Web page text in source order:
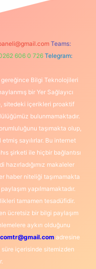
Teams:
606 0 726 Telegram:
gereğince Bilgi Teknolojileri
bir Yer Sağlayıcı
sitedeki içerikleri proaktif
bulunmamaktadır.
taşımakta olup,
sayılırlar. Bu internet
şirketi ile hiçbir bağlantısı
hazırladığımız makaleler
haber niteliği taşımamakta
yapılmamaktadır.
tamamen tesadüfidir.
ücretsiz bir bilgi paylaşım
aykırı olduğunu
adresine
içerisinde sitemizden